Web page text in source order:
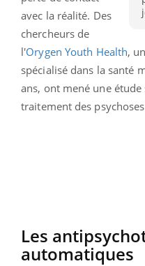
avec la réalité. Des
chercheurs de
l'Orygen Youth Health,
spécialisé dans la santé
ans, ont mené une
traitement des
Les
automatiques